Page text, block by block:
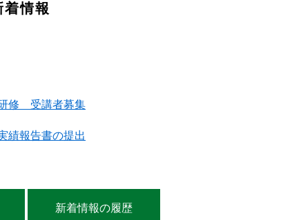
着情報
修 受講者募集
績報告書の提出
新着情報の履歴